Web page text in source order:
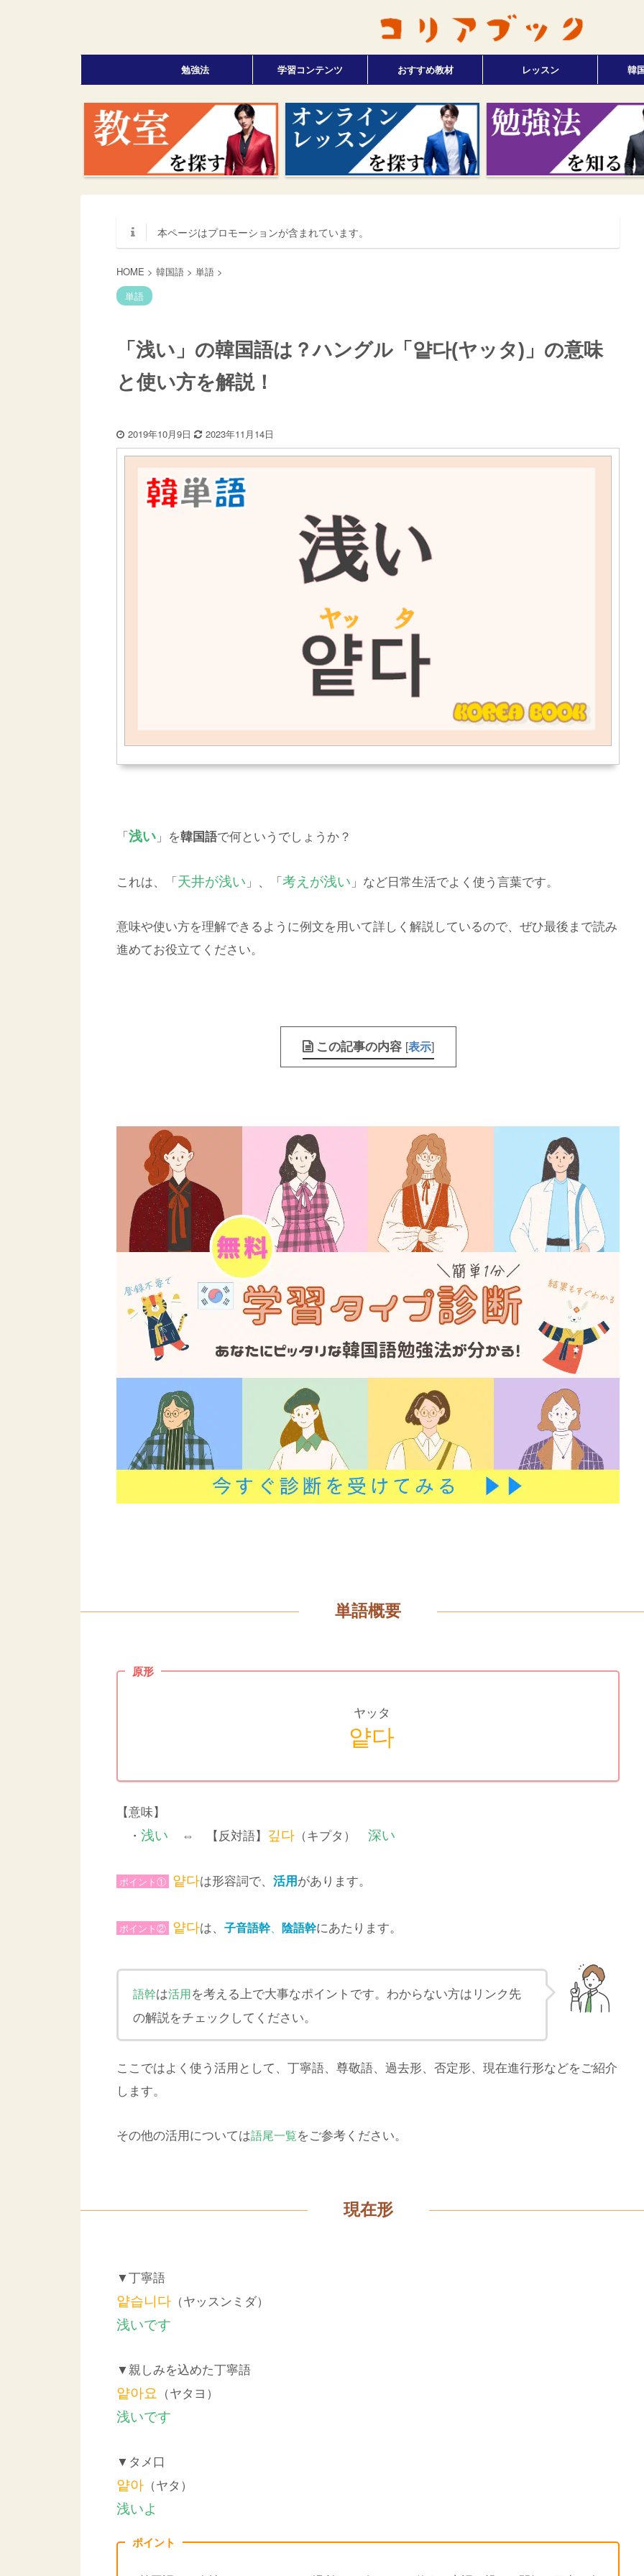
勉強法 学習コンテンツ おすすめ教材 レッスン 韓
本ページはプロモーションが含まれています。
HOME > 韓国語 > 単語 >
単語
「浅い」の韓国語は？ハングル「얕다(ヤッタ)」の意味
と使い方を解説！
2019年10月9日 2023年11月14日
「浅い 」を韓国語で何というでしょうか？
これは、「天井が浅い 」、「考えが浅い 」など日常生活でよく使う言葉です。
意味や使い方を理解できるように例文を用いて詳しく解説しているので、ぜひ最後まで読み
進めてお役立てください。
この記事の内容 [表示]
単語概要
原形
ヤッタ
얕다
【意味】
・ 浅い ⇔ 【反対語】 깊다 （キプタ） 深い
ポイント① 얕다は形容詞で、 活用があります。
ポイント② 얕다は、 子音語幹、 陰語幹にあたります。
語幹は活用を考える上で大事なポイントです。わからない方はリンク先
の解説をチェックしてください。
ここではよく使う活用として、丁寧語、尊敬語、過去形、否定形、現在進行形などをご紹介
します。
その他の活用については語尾一覧をご参考ください。
現在形
▼丁寧語
얕습니다 （ヤッスンミダ）
浅いです
▼親しみを込めた丁寧語
얕아요 （ヤタヨ）
浅いです
▼タメ口
얕아 （ヤタ）
浅いよ
ポイント